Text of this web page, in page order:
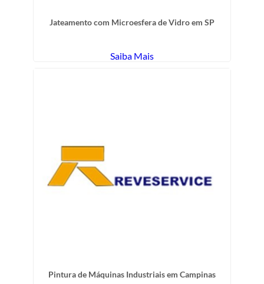
Jateamento com Microesfera de Vidro em SP
Saiba Mais
Pintura de Máquinas Industriais em Campinas